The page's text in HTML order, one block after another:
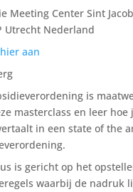
Meeting Center Sint
Utrecht Nederland
aan
is
masterclass en leer hoe
in een state of the
is gericht op het
waarbij de nadruk